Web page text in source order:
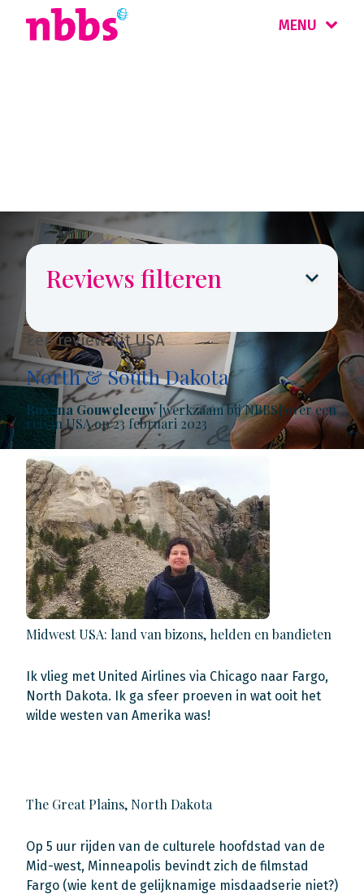
MENU
Reviews filteren
Een review uit USA
North & South Dakota
Roxana Gouweleeuw[werkzaam bij NBBS] over een
reis in USA op 23 februari 2023
Midwest USA: land van bizons, helden en bandieten
Ik vlieg met United Airlines via Chicago naar Fargo,
North Dakota. Ik ga sfeer proeven in wat ooit het
wilde westen van Amerika was!
The Great Plains, North Dakota
Op 5 uur rijden van de culturele hoofdstad van de
Mid-west, Minneapolis bevindt zich de filmstad
Fargo (wie kent de gelijknamige misdaadserie niet?)